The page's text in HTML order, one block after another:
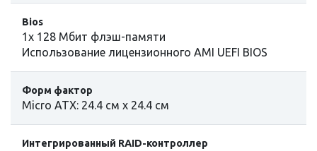
Bios
1x 128 Мбит флэш-памяти
Использование лицензионного AMI UEFI BIOS
Форм фактор
Micro ATX: 24.4 см x 24.4 см
Интегрированный RAID-контроллер